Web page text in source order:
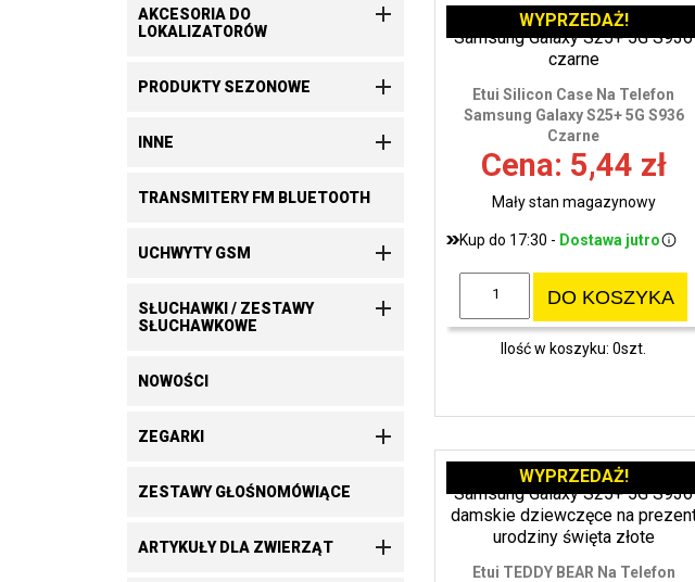
AKCESORIA DO
LOKALIZATORÓW

PRODUKTY SEZONOWE 
INNE 
TRANSMITERY FM BLUETOOTH
UCHWYTY GSM 
SŁUCHAWKI / ZESTAWY
SŁUCHAWKOWE

NOWOŚCI
ZEGARKI 
ZESTAWY GŁOŚNOMÓWIĄCE
ARTYKUŁY DLA ZWIERZĄT 
Etui Silicon Case Na Telefon
Samsung Galaxy S25+ 5G S936
Czarne
Cena: 5,44 zł
Mały stan magazynowy
Kup do 17:30 - Dostawa jutro
DO KOSZYKA
Ilość w koszyku: 0szt.
WYPRZEDAŻ!
Etui TEDDY BEAR Na Telefon
WYPRZEDAŻ!